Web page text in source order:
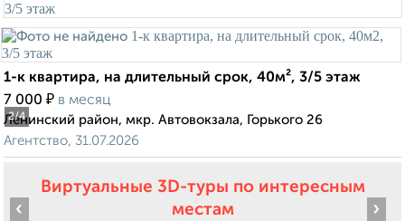
2/4
1-к квартира, на длительный срок, 40м², 3/5 этаж
7 000 ₽ в месяц
Ленинский район, мкр. Автовокзала, Горького 26
Агентство, 31.07.2026
Виртуальные 3D-туры по интересным
местам
‹ ›